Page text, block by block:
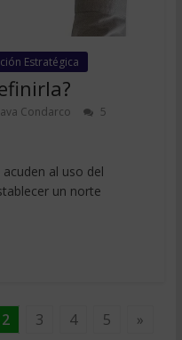
Estratégica
Condarco
5
al uso del
un norte
2 3 4 5 »